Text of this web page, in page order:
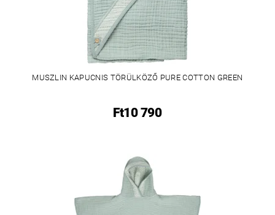
MUSZLIN KAPUCNIS TÖRÜLKÖZŐ PURE COTTON GREEN
Ft10 790